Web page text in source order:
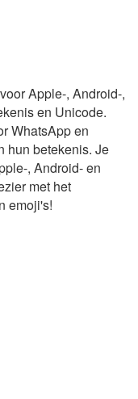
Apple-, Android-,
en Unicode.
WhatsApp en
hun betekenis. Je
, Android- en
met het
emoji's!